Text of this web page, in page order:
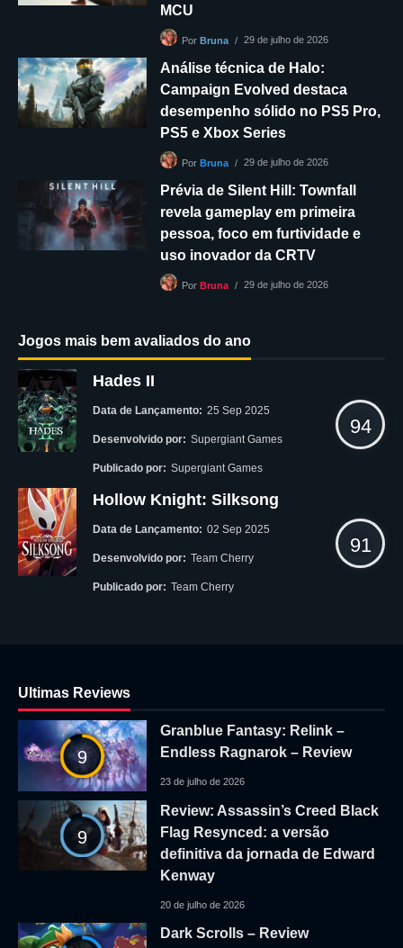
MCU
PorBruna 29 de julho de 2026
Análise técnica de Halo:
Campaign Evolved destaca
desempenho sólido no PS5 Pro,
PS5 e Xbox Series
PorBruna 29 de julho de 2026
Prévia de Silent Hill: Townfall
revela gameplay em primeira
pessoa, foco em furtividade e
uso inovador da CRTV
PorBruna 29 de julho de 2026
Jogos mais bem avaliados do ano
Hades II
Data de Lançamento: 25 Sep 2025
Desenvolvido por: Supergiant Games
Publicado por: Supergiant Games
94
Hollow Knight: Silksong
Data de Lançamento: 02 Sep 2025
Desenvolvido por: Team Cherry
Publicado por: Team Cherry
91
Ultimas Reviews
9
Granblue Fantasy: Relink –
Endless Ragnarok – Review
23 de julho de 2026
9
Review: Assassin’s Creed Black
Flag Resynced: a versão
definitiva da jornada de Edward
Kenway
20 de julho de 2026
Dark Scrolls – Review